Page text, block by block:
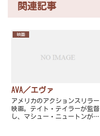
関連記事
映画
AVA／エヴァ
アメリカのアクションスリラー
映画。テイト・テイラーが監督
し、マシュー・ニュートンが脚